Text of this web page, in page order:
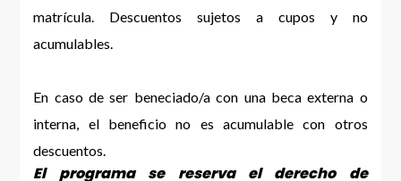
matrícula. Descuentos sujetos a cupos y no
acumulables.
En caso de ser beneciado/a con una beca externa o
interna, el beneficio no es acumulable con otros
descuentos.
El programa se reserva el derecho de